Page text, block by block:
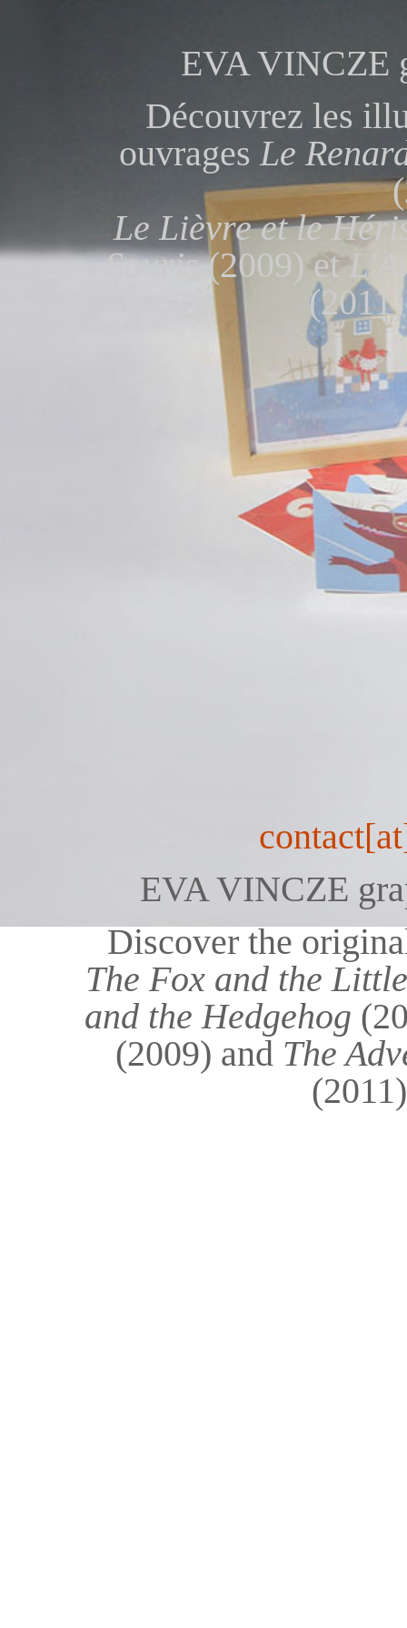
EVA VINCZE
Découvrez les
ouvragesLe
Le Lièvre et le
Souris(2009) et
EVA VINCZE
Discover the
The Fox and the
and the Hedgehog
(2009) and The